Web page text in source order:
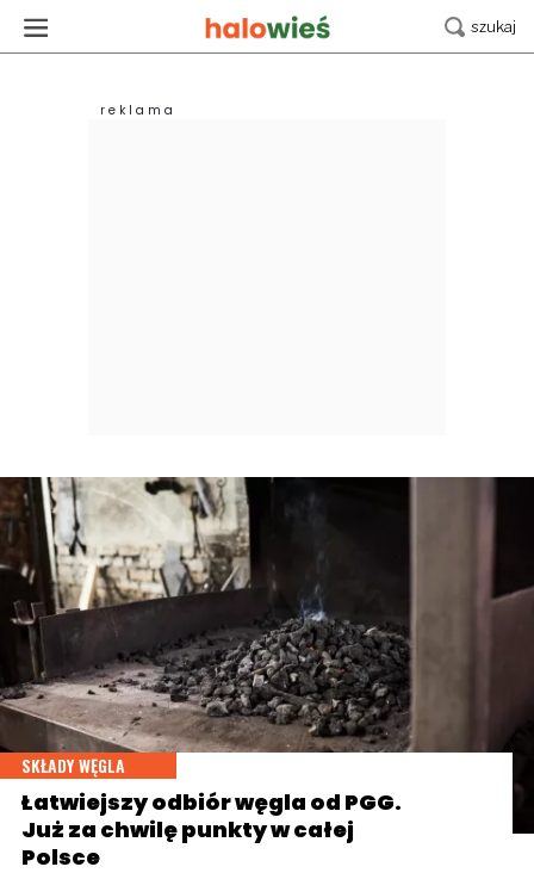
SKŁADY WĘGLA
Łatwiejszy odbiór węgla od PGG.
Już za chwilę punkty w całej
Polsce